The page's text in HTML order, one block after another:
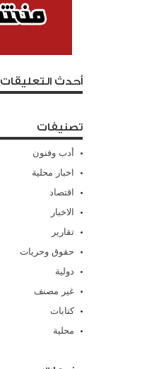
أحدث التعليقات
تصنيفات
أدب وفنون
اخبار محلية
اقتصاد
الاخبار
تقارير
حقوق وحريات
دولية
غير مصنف
كتابات
محلية